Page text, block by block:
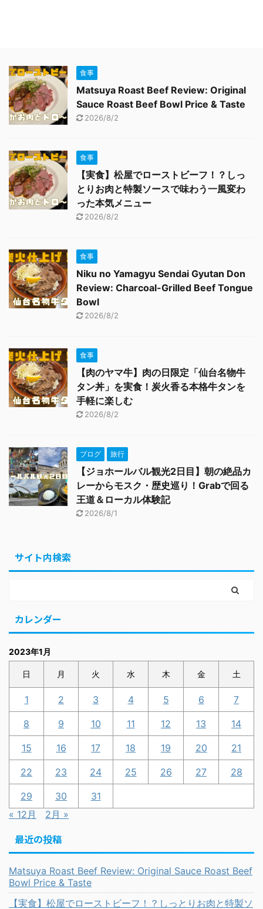
食事
Matsuya Roast Beef Review: Original
Sauce Roast Beef Bowl Price & Taste
2026/8/2
食事
【実食】松屋でローストビーフ！？しっ
とりお肉と特製ソースで味わう一風変わ
った本気メニュー
2026/8/2
食事
Niku no Yamagyu Sendai Gyutan Don
Review: Charcoal-Grilled Beef Tongue
Bowl
2026/8/2
食事
【肉のヤマ牛】肉の日限定「仙台名物牛
タン丼」を実食！炭火香る本格牛タンを
手軽に楽しむ
2026/8/2
ブログ 旅行
【ジョホールバル観光2日目】朝の絶品カ
レーからモスク・歴史巡り！Grabで回る
王道＆ローカル体験記
2026/8/1
サイト内検索
カレンダー
2023年1月
日 月 火 水 木 金 土
1 2 3 4 5 6 7
8 9 10 11 12 13 14
15 16 17 18 19 20 21
22 23 24 25 26 27 28
29 30
31
« 12月
2月 »
最近の投稿
Matsuya Roast Beef Review: Original Sauce Roast Beef
Bowl Price & Taste
【実食】松屋でローストビーフ！？しっとりお肉と特製ソ